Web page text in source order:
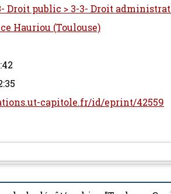
Droit public > 3-3- Droit
Hauriou (Toulouse)
capitole.fr/id/eprint/42559